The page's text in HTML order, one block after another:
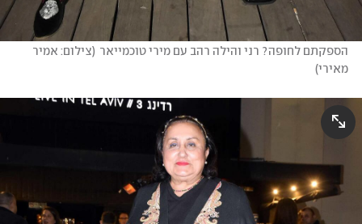
הספקתם לחופה? רני והילה רהב עם מירי טוכמייאר (
מאירי)